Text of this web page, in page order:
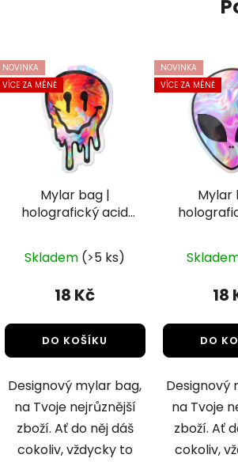
NOVINKA
VÍCE ZA MÉNĚ
Mylar bag |
holografický acid
Skladem (>5 ks)
18 Kč
DO KOŠÍKU
Designový mylar bag,
na Tvoje nejrůznější
zboží. Ať do něj dáš
cokoliv, vždycky to
NOVINKA
VÍCE ZA MÉNĚ
Mylar
18
DO
Designový
na Tvoje
zboží. Ať
cokoliv,